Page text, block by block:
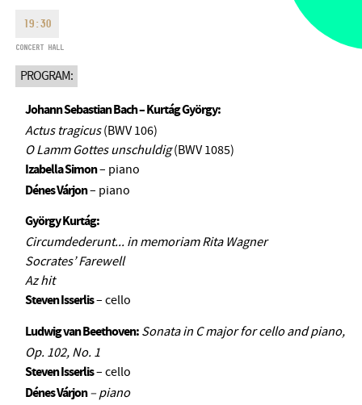
EMAIL
info@bmc.hu
SUNDAY
BMC HOUSE
OPUS JAZZ CLUB
BMC RECORDS
MUSIC INFORMATION CENTER
BMC INTERNATIONAL CIMBALOM COMPETITION 2019
19:30
CONCERT HALL
PROGRAM:
Johann Sebastian Bach – Kurtág György:
Actus tragicus(BWV 106)
O Lamm Gottes unschuldig(BWV 1085)
Izabella Simon– piano
Dénes Várjon– piano
György Kurtág:
Circumdederunt... in memoriam Rita Wagner
Socrates’ Farewell
Az hit
Steven Isserlis– cello
Ludwig van Beethoven:Sonata in C major for cello and piano,
Op. 102, No. 1
Steven Isserlis– cello
Dénes Várjon– piano